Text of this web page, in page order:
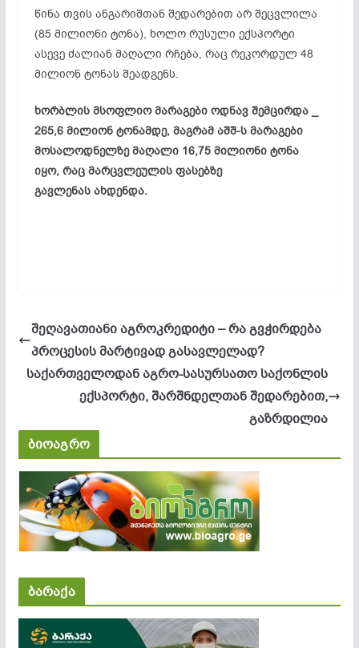
წინა თვის ანგარიშთან შედარებით არ შეცვლილა
(85 მილიონი ტონა), ხოლო რუსული ექსპორტი
ასევე ძალიან მაღალი რჩება, რაც რეკორდულ 48
მილიონ ტონას შეადგენს.
ხორბლის მსოფლიო მარაგები ოდნავ შემცირდა _
265,6 მილიონ ტონამდე, მაგრამ აშშ-ს მარაგები
მოსალოდნელზე მაღალი 16,75 მილიონი ტონა
იყო, რაც მარცვლეულის ფასებზე
გავლენას ახდენდა.
შეღავათიანი აგროკრედიტი – რა გვჭირდება
პროცესის მარტივად გასავლელად?
საქართველოდან აგრო-სასურსათო საქონლის
ექსპორტი, შარშნდელთან შედარებით,
გაზრდილია
ბიოაგრო
ბარაქა